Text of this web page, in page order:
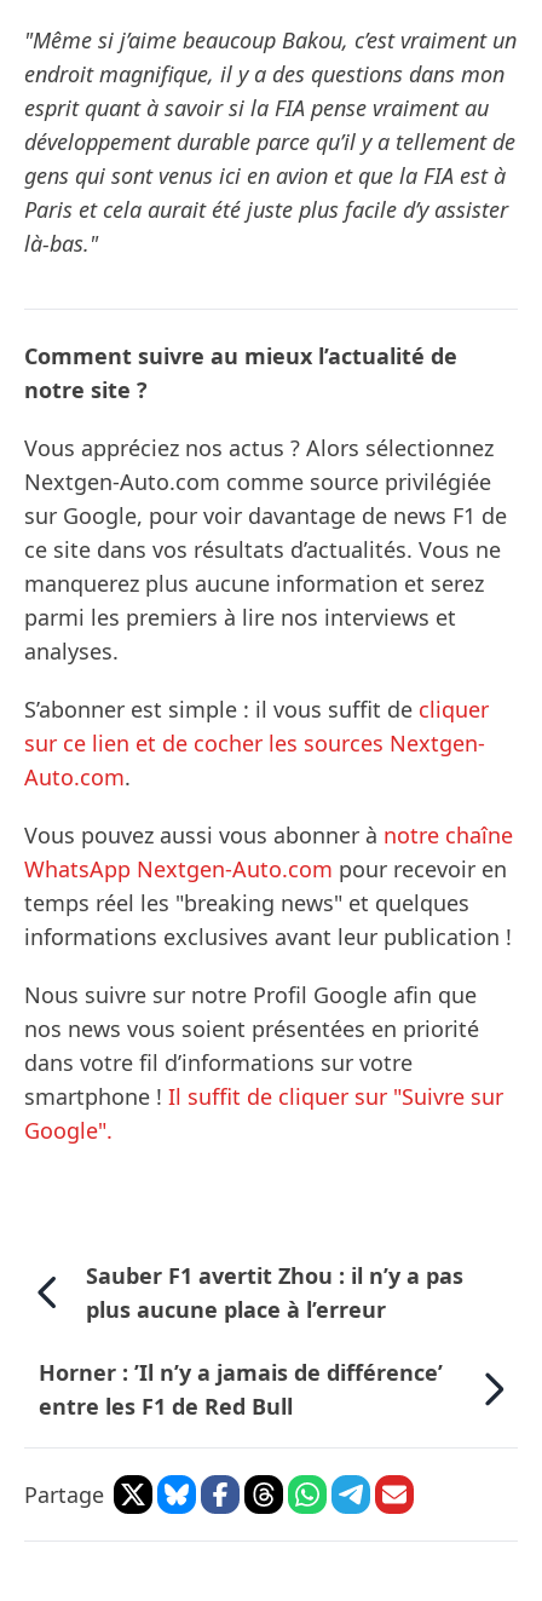
"Même si j’aime beaucoup Bakou, c’est vraiment un
endroit magnifique, il y a des questions dans mon
esprit quant à savoir si la FIA pense vraiment au
développement durable parce qu’il y a tellement de
gens qui sont venus ici en avion et que la FIA est à
Paris et cela aurait été juste plus facile d’y assister
là-bas."
Comment suivre au mieux l’actualité de
notre site ?
Vous appréciez nos actus ? Alors sélectionnez
Nextgen-Auto.com comme source privilégiée
sur Google, pour voir davantage de news F1 de
ce site dans vos résultats d’actualités. Vous ne
manquerez plus aucune information et serez
parmi les premiers à lire nos interviews et
analyses.
S’abonner est simple : il vous suffit de cliquer
sur ce lien et de cocher les sources Nextgen-
Auto.com.
Vous pouvez aussi vous abonner à notre chaîne
WhatsApp Nextgen-Auto.com pour recevoir en
temps réel les "breaking news" et quelques
informations exclusives avant leur publication !
Nous suivre sur notre Profil Google afin que
nos news vous soient présentées en priorité
dans votre fil d’informations sur votre
smartphone ! Il suffit de cliquer sur "Suivre sur
Google".
Sauber F1 avertit Zhou : il n’y a pas
plus aucune place à l’erreur
Horner : ’Il n’y a jamais de différence’
entre les F1 de Red Bull
Partage